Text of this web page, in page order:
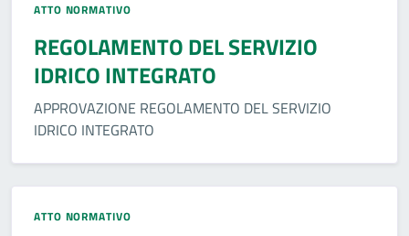
ATTO NORMATIVO
REGOLAMENTO DEL SERVIZIO
IDRICO INTEGRATO
APPROVAZIONE REGOLAMENTO DEL SERVIZIO
IDRICO INTEGRATO
ATTO NORMATIVO